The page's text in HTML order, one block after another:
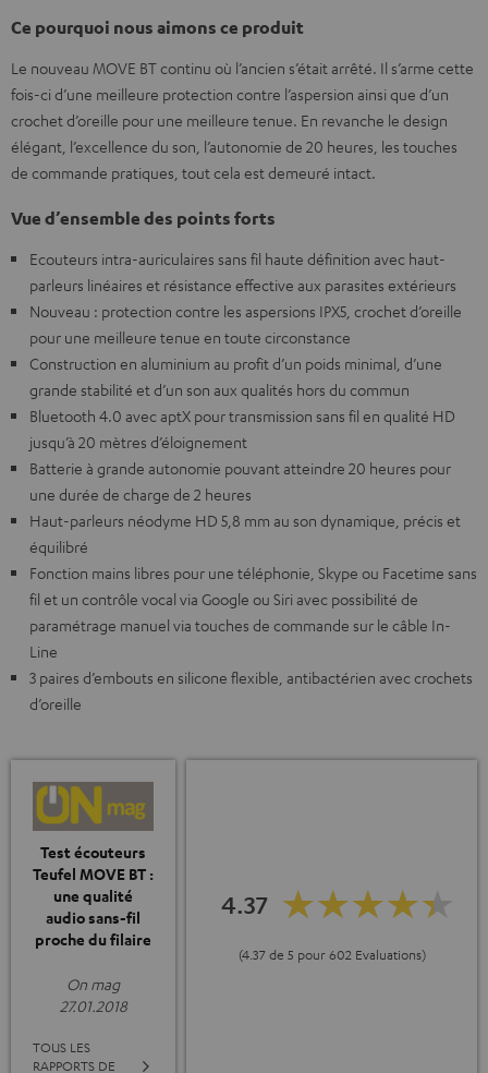
Ce pourquoi nous aimons ce produit
Le nouveau MOVE BT continu où l’ancien s’était arrêté. Il s’arme cette
fois-ci d’une meilleure protection contre l’aspersion ainsi que d’un
crochet d’oreille pour une meilleure tenue. En revanche le design
élégant, l’excellence du son, l’autonomie de 20 heures, les touches
de commande pratiques, tout cela est demeuré intact.
Vue d’ensemble des points forts
Ecouteurs intra-auriculaires sans fil haute définition avec haut-
parleurs linéaires et résistance effective aux parasites extérieurs
Nouveau : protection contre les aspersions IPX5, crochet d’oreille
pour une meilleure tenue en toute circonstance
Construction en aluminium au profit d’un poids minimal, d’une
grande stabilité et d’un son aux qualités hors du commun
Bluetooth 4.0 avec aptX pour transmission sans fil en qualité HD
jusqu’à 20 mètres d’éloignement
Batterie à grande autonomie pouvant atteindre 20 heures pour
une durée de charge de 2 heures
Haut-parleurs néodyme HD 5,8 mm au son dynamique, précis et
équilibré
Fonction mains libres pour une téléphonie, Skype ou Facetime sans
fil et un contrôle vocal via Google ou Siri avec possibilité de
paramétrage manuel via touches de commande sur le câble In-
Line
3 paires d’embouts en silicone flexible, antibactérien avec crochets
d’oreille
Test écouteurs
Teufel MOVE BT :
une qualité
audio sans-fil
proche du filaire
On mag
27.01.2018
TOUS LES
RAPPORTS DE
4.37
(4.37 de 5 pour 602 Evaluations)